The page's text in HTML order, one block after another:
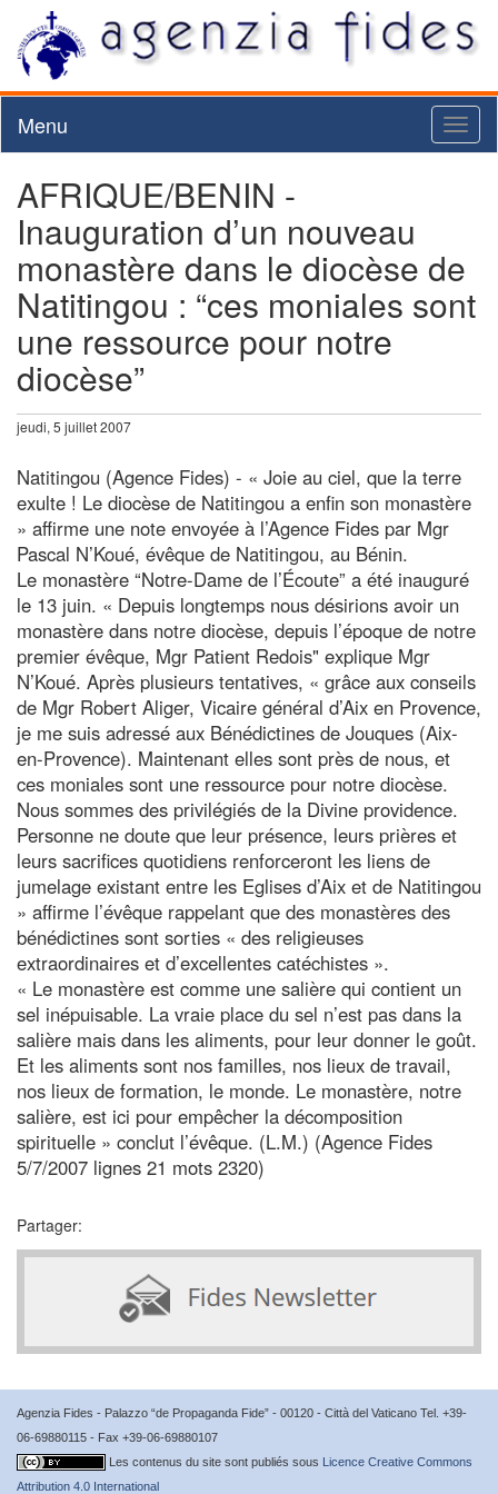
Menu
AFRIQUE/BENIN -
Inauguration d’un nouveau
monastère dans le diocèse de
Natitingou : “ces moniales sont
une ressource pour notre
diocèse”
jeudi, 5 juillet 2007
Natitingou (Agence Fides) - « Joie au ciel, que la terre
exulte ! Le diocèse de Natitingou a enfin son monastère
» affirme une note envoyée à l’Agence Fides par Mgr
Pascal N’Koué, évêque de Natitingou, au Bénin.
Le monastère “Notre-Dame de l’Écoute” a été inauguré
le 13 juin. « Depuis longtemps nous désirions avoir un
monastère dans notre diocèse, depuis l’époque de notre
premier évêque, Mgr Patient Redois" explique Mgr
N’Koué. Après plusieurs tentatives, « grâce aux conseils
de Mgr Robert Aliger, Vicaire général d’Aix en Provence,
je me suis adressé aux Bénédictines de Jouques (Aix-
en-Provence). Maintenant elles sont près de nous, et
ces moniales sont une ressource pour notre diocèse.
Nous sommes des privilégiés de la Divine providence.
Personne ne doute que leur présence, leurs prières et
leurs sacrifices quotidiens renforceront les liens de
jumelage existant entre les Eglises d’Aix et de Natitingou
» affirme l’évêque rappelant que des monastères des
bénédictines sont sorties « des religieuses
extraordinaires et d’excellentes catéchistes ».
« Le monastère est comme une salière qui contient un
sel inépuisable. La vraie place du sel n’est pas dans la
salière mais dans les aliments, pour leur donner le goût.
Et les aliments sont nos familles, nos lieux de travail,
nos lieux de formation, le monde. Le monastère, notre
salière, est ici pour empêcher la décomposition
spirituelle » conclut l’évêque. (L.M.) (Agence Fides
5/7/2007 lignes 21 mots 2320)
Partager:
Agenzia Fides - Palazzo “de Propaganda Fide” - 00120 - Città del Vaticano Tel. +39-
06-69880115 - Fax +39-06-69880107
Les contenus du site sont publiés sous Licence Creative Commons
Attribution 4.0 International